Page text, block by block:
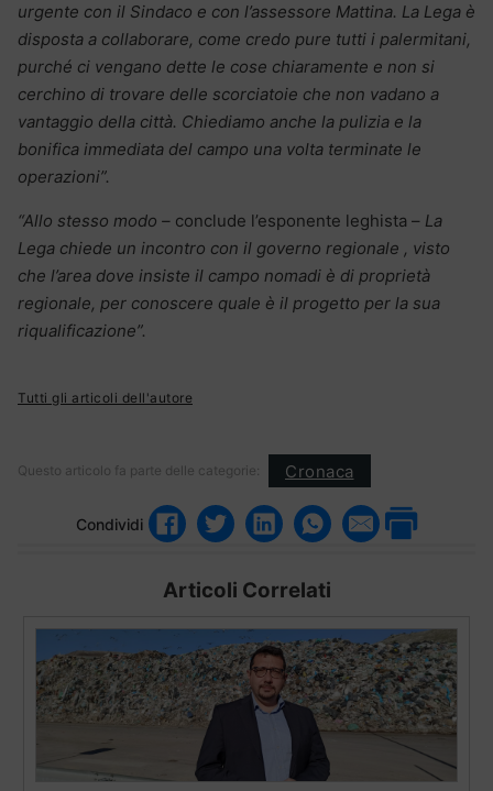
urgente con il Sindaco e con l’assessore Mattina. La Lega è
disposta a collaborare, come credo pure tutti i palermitani,
purché ci vengano dette le cose chiaramente e non si
cerchino di trovare delle scorciatoie che non vadano a
vantaggio della città. Chiediamo anche la pulizia e la
bonifica immediata del campo una volta terminate le
operazioni”.
“Allo stesso modo – conclude l’esponente leghista – La
Lega chiede un incontro con il governo regionale , visto
che l’area dove insiste il campo nomadi è di proprietà
regionale, per conoscere quale è il progetto per la sua
riqualificazione”.
Tutti gli articoli dell'autore
Questo articolo fa parte delle categorie: Cronaca
Condividi
Articoli Correlati